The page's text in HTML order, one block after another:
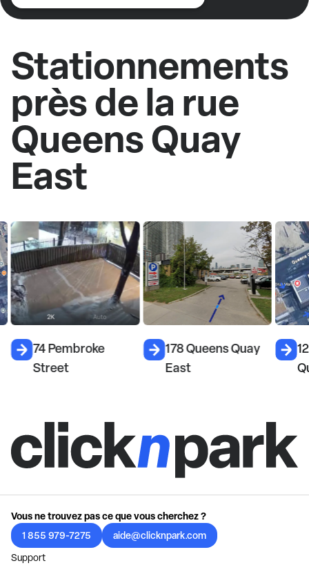
Stationnements
près de la rue
Queens Quay
East
74 Pembroke
Street
178 Queens Quay
East
Vous ne trouvez pas ce que vous cherchez ?
1 855 979-7275
aide@clicknpark.com
Support